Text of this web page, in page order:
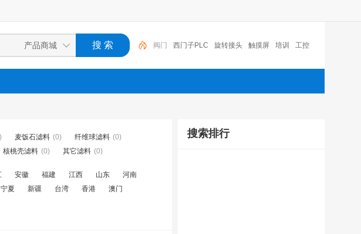
西门子PLC 旋转接头 触摸屏 培训 工控 工控机
变送器 球阀 plc 阀门
麦饭石滤料 (0) 纤维球滤料 (0)
核桃壳滤料 (0) 其它滤料 (0)
安徽 福建 江西 山东
河南
宁夏 新疆 台湾 香港 澳门
搜索排行